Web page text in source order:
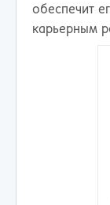
обеспечит
карьерным